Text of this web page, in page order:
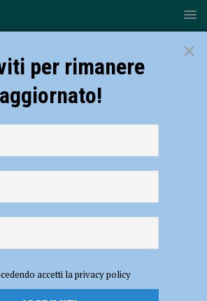
Piacenza: “Momento difficile per il
di ripresa”
×
per rimanere
aggiornato!
accetti la privacy policy